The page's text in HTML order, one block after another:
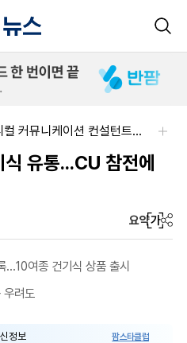
알보젠코리아-향남공장 OQA 품질약사 채용(주5일/파트타임 가능)주식회사 에일리크-메디컬 커뮤니케이션 컨설턴트(Associate) / 메디컬라이터 채용
유통...CU 참전에
요약가
…10여종 건기식 상품 출시
우려도
정보 팜스타클럽